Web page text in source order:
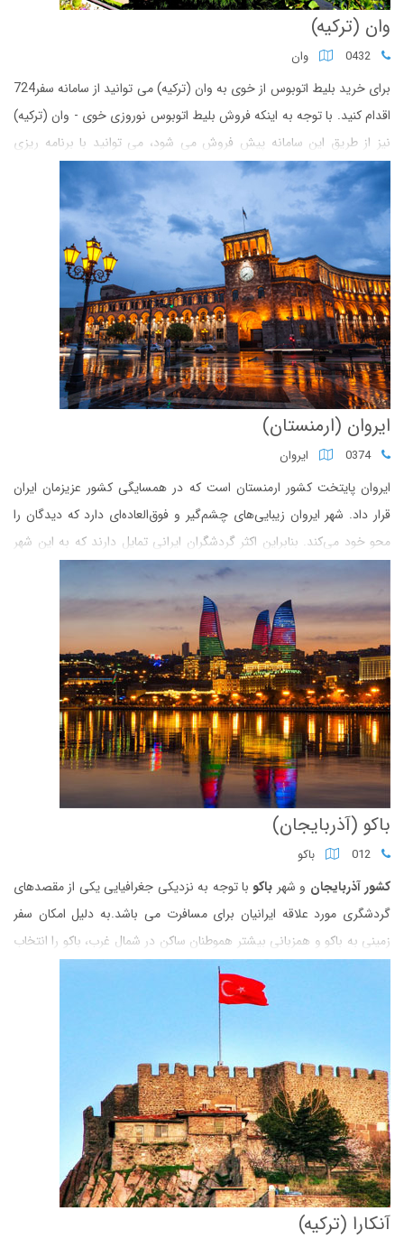
وان (ترکیه)
وان
برای خرید بلیط اتوبوس از خوی به وان (ترکیه) می توانید از سامانه سفر724
اقدام کنید. با توجه به اینکه فروش بلیط اتوبوس نوروزی خوی - وان (ترکیه)
نیز از طریق این سامانه پیش فروش می شود، می توانید با برنامه ریزی
نسبت به خرید بلیط اتوبوس اقدام کنید.
ایروان (ارمنستان)
0374 ایروان
ایروان پایتخت کشور ارمنستان است که در همسایگی کشور عزیزمان ایران
قرار داد. شهر ایروان زیبایی‌های چشم‌گیر و فوق‌العاده‌ای دارد که دیدگان را
محو خود می‌کند. بنابراین اکثر گردشگران ایرانی تمایل دارند که به این شهر
زیبا سفر کنند و از زیبایی‌های آن لذت ببرند. اما از چگونگی سفر زمینی به
ایروان و جزئیات آن اطلاع ندارند. از این‌رو بر آن شدیم تا در این مطلب
راهنمای کامل چگونگی سفر زمینی به ایروان را با شما به اشتراک بگذاریم.
باکو (آذربایجان)
باکو
کشور آذربایجان و شهر باکو با توجه به نزدیکی جغرافیایی یکی از مقصدهای
گردشگری مورد علاقه ایرانیان برای مسافرت می باشد.به دلیل امکان سفر
زمینی به باکو و همزبانی بیشتر هموطنان ساکن در شمال غرب، باکو را انتخاب
آنکارا (ترکیه)